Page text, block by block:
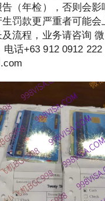
（年检），否则会影
罚款更严重者可能会
流程，业务请咨询
话+63 912 0912 222